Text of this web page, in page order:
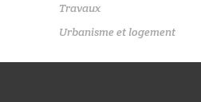
Travaux
Urbanisme et logement